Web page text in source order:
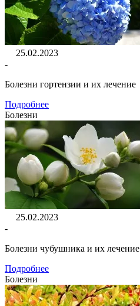
25.02.2023
-
Болезни гортензии и их лечение
Подробнее
Болезни
25.02.2023
-
Болезни чубушника и их лечение
Подробнее
Болезни